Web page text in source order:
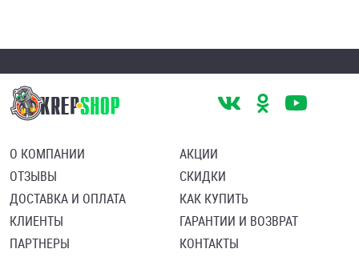
О КОМПАНИИ
ОТЗЫВЫ
ДОСТАВКА И ОПЛАТА
КЛИЕНТЫ
ПАРТНЕРЫ
АКЦИИ
СКИДКИ
КАК КУПИТЬ
ГАРАНТИИ И ВОЗВРАТ
КОНТАКТЫ